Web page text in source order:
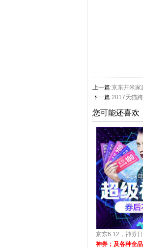
上一篇:京东开米家
下一篇:2017天猫
您可能还喜欢
京东6.12，神券
神券；及各种全